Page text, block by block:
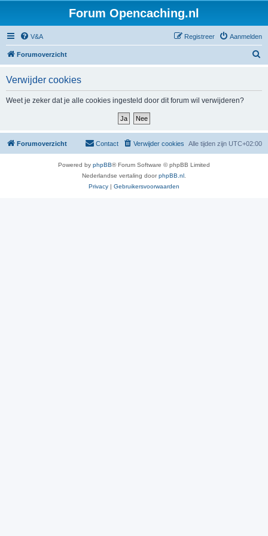
Forum Opencaching.nl
V&A Aanmelden
Registreer
Forumoverzicht
Verwijder cookies
Weet je zeker dat je alle cookies ingesteld door dit forum wil verwijderen?
Forumoverzicht Alle tijden zijn UTC+02:00
Verwijder cookies
Contact
Powered by phpBB® Forum Software © phpBB Limited
Nederlandse vertaling doorphpBB.nl
Privacy | Gebruikersvoorwaarden